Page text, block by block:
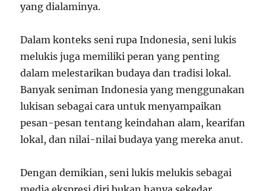
yang dialaminya.
Dalam konteks seni rupa Indonesia, seni lukis
melukis juga memiliki peran yang penting
dalam melestarikan budaya dan tradisi lokal.
Banyak seniman Indonesia yang menggunakan
lukisan sebagai cara untuk menyampaikan
pesan-pesan tentang keindahan alam, kearifan
lokal, dan nilai-nilai budaya yang mereka anut.
Dengan demikian, seni lukis melukis sebagai